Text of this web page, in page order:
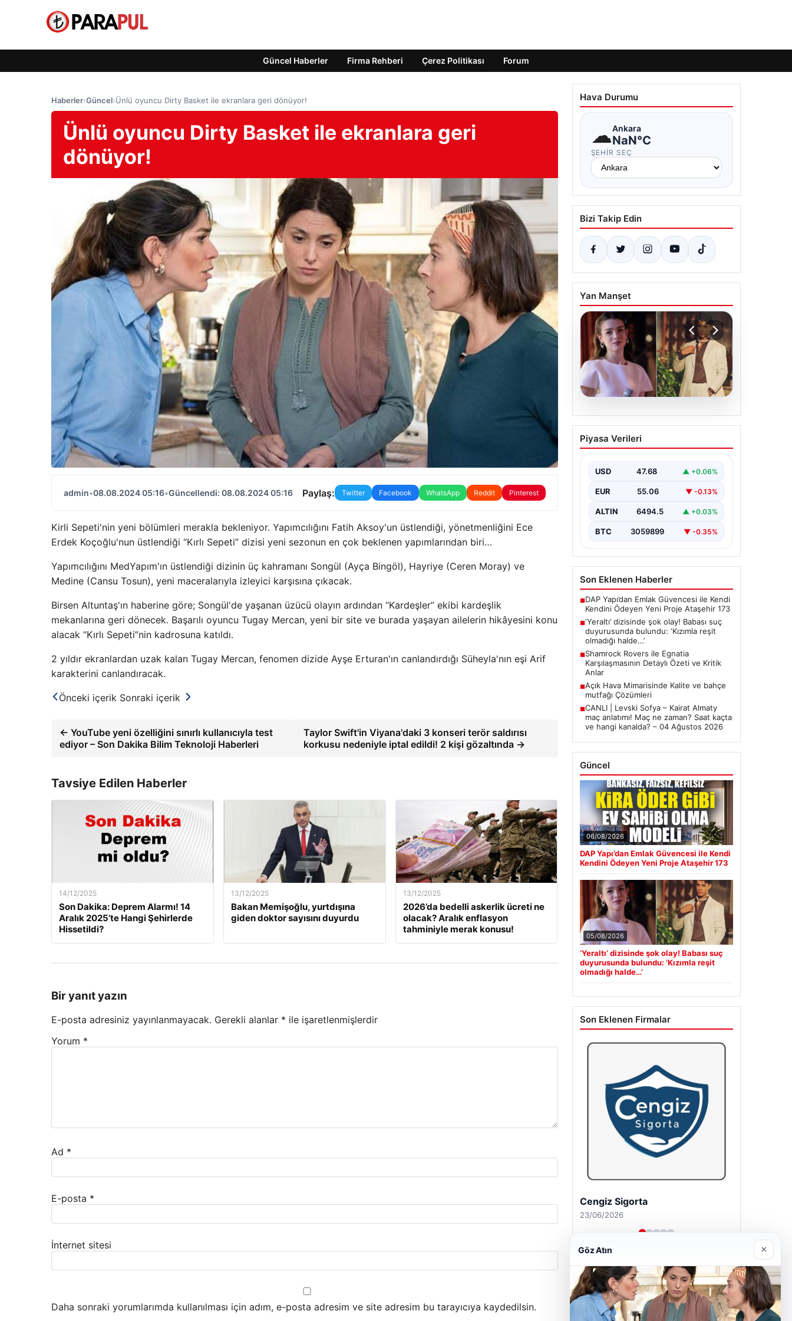
Güncel Haberler Firma Rehberi Çerez Politikası Forum
Haberler›Güncel›Ünlü oyuncu Dirty Basket ile ekranlara geri dönüyor!
Ünlü oyuncu Dirty Basket ile ekranlara geri
dönüyor!
admin•08.08.2024 05:16•Güncellendi: 08.08.2024 05:16 Paylaş: Twitter Facebook WhatsApp Reddit Pinterest
Kirli Sepeti'nin yeni bölümleri merakla bekleniyor. Yapımcılığını Fatih Aksoy'un üstlendiği, yönetmenliğini Ece
Erdek Koçoğlu'nun üstlendiği “Kırlı Sepeti” dizisi yeni sezonun en çok beklenen yapımlarından biri…
Yapımcılığını MedYapım'ın üstlendiği dizinin üç kahramanı Songül (Ayça Bingöl), Hayriye (Ceren Moray) ve
Medine (Cansu Tosun), yeni maceralarıyla izleyici karşısına çıkacak.
Birsen Altuntaş'ın haberine göre; Songül'de yaşanan üzücü olayın ardından “Kardeşler” ekibi kardeşlik
mekanlarına geri dönecek. Başarılı oyuncu Tugay Mercan, yeni bir site ve burada yaşayan ailelerin hikâyesini konu
alacak “Kırlı Sepeti”nin kadrosuna katıldı.
2 yıldır ekranlardan uzak kalan Tugay Mercan, fenomen dizide Ayşe Erturan'ın canlandırdığı Süheyla'nın eşi Arif
karakterini canlandıracak.
Önceki içerik Sonraki içerik
← YouTube yeni özelliğini sınırlı kullanıcıyla test
ediyor – Son Dakika Bilim Teknoloji Haberleri
Taylor Swift'in Viyana'daki 3 konseri terör saldırısı
korkusu nedeniyle iptal edildi! 2 kişi gözaltında →
Tavsiye Edilen Haberler
14/12/2025
Son Dakika: Deprem Alarmı! 14
Aralık 2025’te Hangi Şehirlerde
Hissetildi?
13/12/2025
Bakan Memişoğlu, yurtdışına
giden doktor sayısını duyurdu
13/12/2025
2026’da bedelli askerlik ücreti ne
olacak? Aralık enflasyon
tahminiyle merak konusu!
Bir yanıt yazın
E-posta adresiniz yayınlanmayacak. Gerekli alanlar * ile işaretlenmişlerdir
Yorum *
Ad *
E-posta *
İnternet sitesi
Daha sonraki yorumlarımda kullanılması için adım, e-posta adresim ve site adresim bu tarayıcıya kaydedilsin.
Hava Durumu
☁Ankara
NaN°C
ŞEHIR SEÇ
Bizi Takip Edin
Yan Manşet
05.08.2026
‘Yeraltı’ dizisinde şok
olay! Babası suç
‘Kızımla reşit olmadığı
halde…’
Piyasa Verileri
USD 47.68 ▲ +0.06%
EUR 55.06 ▼ -0.13%
ALTIN 6494.5 ▲ +0.03%
BTC 3059899 ▼ -0.35%
Son Eklenen Haberler
■DAP Yapı’dan Emlak Güvencesi ile Kendi
Kendini Ödeyen Yeni Proje Ataşehir 173
■‘Yeraltı’ dizisinde şok olay! Babası suç
duyurusunda bulundu: ‘Kızımla reşit
olmadığı halde…’
■Shamrock Rovers ile Egnatia
Karşılaşmasının Detaylı Özeti ve Kritik
Anlar
■Açık Hava Mimarisinde Kalite ve bahçe
mutfağı Çözümleri
■CANLI | Levski Sofya – Kairat Almaty
maç anlatımı! Maç ne zaman? Saat kaçta
ve hangi kanalda? – 04 Ağustos 2026
Güncel
06/08/2026
DAP Yapı’dan Emlak Güvencesi ile Kendi
Kendini Ödeyen Yeni Proje Ataşehir 173
05/08/2026
‘Yeraltı’ dizisinde şok olay! Babası suç
duyurusunda bulundu: ‘Kızımla reşit
olmadığı halde…’
Son Eklenen Firmalar
Hastaş Beton
26/05/2026
Göz Atın ×